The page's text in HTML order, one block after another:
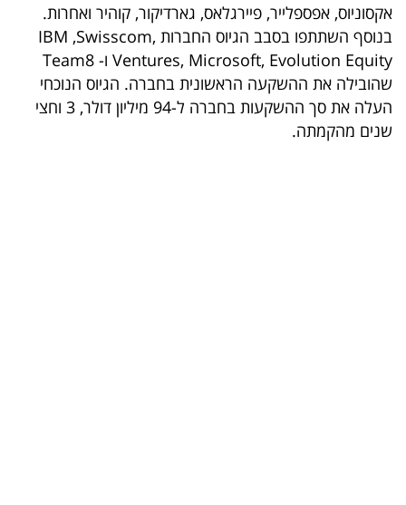
קריירה
ולימודים
מינויים
אקסוניוס, אפספלייר, פיירגלאס, גארדיקור, קוהיר ואחרות.
בנוסף השתתפו בסבב הגיוס החברות IBM ,Swisscom,
Ventures, Microsoft, Evolution Equity ו- Team8
שהובילה את ההשקעה הראשונית בחברה. הגיוס הנוכחי
העלה את סך ההשקעות בחברה ל-94 מיליון דולר, 3 וחצי
שנים מהקמתה.